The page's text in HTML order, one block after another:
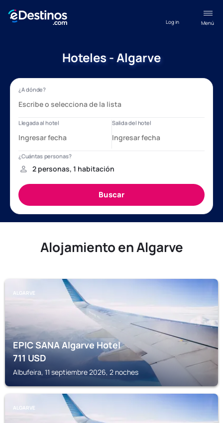
Menú
Log in
Hoteles - Algarve
Alojamiento en Algarve
ALGARVE
EPIC SANA Algarve Hotel
711USD
Albufeira, 11 septiembre 2026, 2 noches
ALGARVE